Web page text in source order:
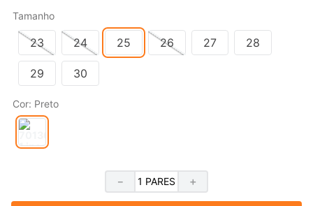
Tamanho
23 24 25 26 27 28
29 30
Cor: Preto
＋
－